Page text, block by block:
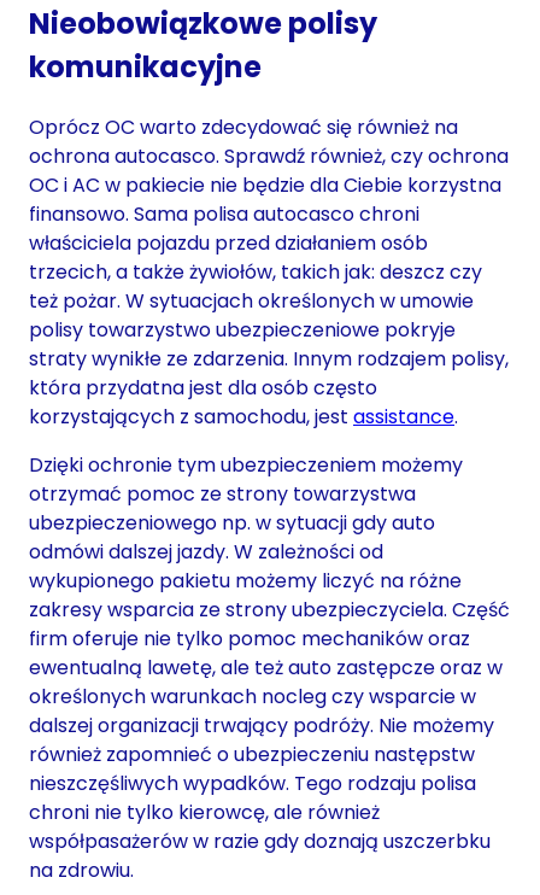
Nieobowiązkowe polisy
komunikacyjne
Oprócz OC warto zdecydować się również na
ochrona autocasco. Sprawdź również, czy ochrona
OC i AC w pakiecie nie będzie dla Ciebie korzystna
finansowo. Sama polisa autocasco chroni
właściciela pojazdu przed działaniem osób
trzecich, a także żywiołów, takich jak: deszcz czy
też pożar. W sytuacjach określonych w umowie
polisy towarzystwo ubezpieczeniowe pokryje
straty wynikłe ze zdarzenia. Innym rodzajem polisy,
która przydatna jest dla osób często
korzystających z samochodu, jest assistance.
Dzięki ochronie tym ubezpieczeniem możemy
otrzymać pomoc ze strony towarzystwa
ubezpieczeniowego np. w sytuacji gdy auto
odmówi dalszej jazdy. W zależności od
wykupionego pakietu możemy liczyć na różne
zakresy wsparcia ze strony ubezpieczyciela. Część
firm oferuje nie tylko pomoc mechaników oraz
ewentualną lawetę, ale też auto zastępcze oraz w
określonych warunkach nocleg czy wsparcie w
dalszej organizacji trwający podróży. Nie możemy
również zapomnieć o ubezpieczeniu następstw
nieszczęśliwych wypadków. Tego rodzaju polisa
chroni nie tylko kierowcę, ale również
współpasażerów w razie gdy doznają uszczerbku
na zdrowiu.